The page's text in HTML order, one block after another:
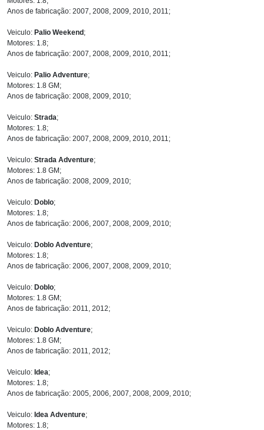
Anos de fabricação: 2007, 2008, 2009, 2010, 2011;
Veiculo: Palio Weekend;
Motores: 1.8;
Anos de fabricação: 2007, 2008, 2009, 2010, 2011;
Veiculo: Palio Adventure;
Motores: 1.8 GM;
Anos de fabricação: 2008, 2009, 2010;
Veiculo: Strada;
Motores: 1.8;
Anos de fabricação: 2007, 2008, 2009, 2010, 2011;
Veiculo: Strada Adventure;
Motores: 1.8 GM;
Anos de fabricação: 2008, 2009, 2010;
Veiculo: Doblo;
Motores: 1.8;
Anos de fabricação: 2006, 2007, 2008, 2009, 2010;
Veiculo: Doblo Adventure;
Motores: 1.8;
Anos de fabricação: 2006, 2007, 2008, 2009, 2010;
Veiculo: Doblo;
Motores: 1.8 GM;
Anos de fabricação: 2011, 2012;
Veiculo: Doblo Adventure;
Motores: 1.8 GM;
Anos de fabricação: 2011, 2012;
Veiculo: Idea;
Motores: 1.8;
Anos de fabricação: 2005, 2006, 2007, 2008, 2009, 2010;
Veiculo: Idea Adventure;
Motores: 1.8;